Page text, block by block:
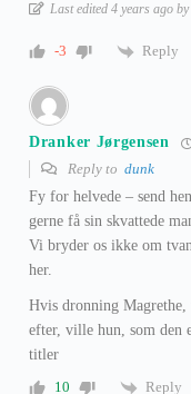
Last edited 4 years ago
-3 Reply
Dranker Jørgensen
Reply to dunk
Fy for helvede – send
gerne få sin skvattede
Vi bryder os ikke om
her.
Hvis dronning
efter, ville hun, som den
titler
10
Reply